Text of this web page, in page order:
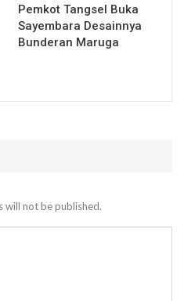
Pemkot Tangsel Buka
Sayembara Desainnya
Bunderan Maruga
will not be published.